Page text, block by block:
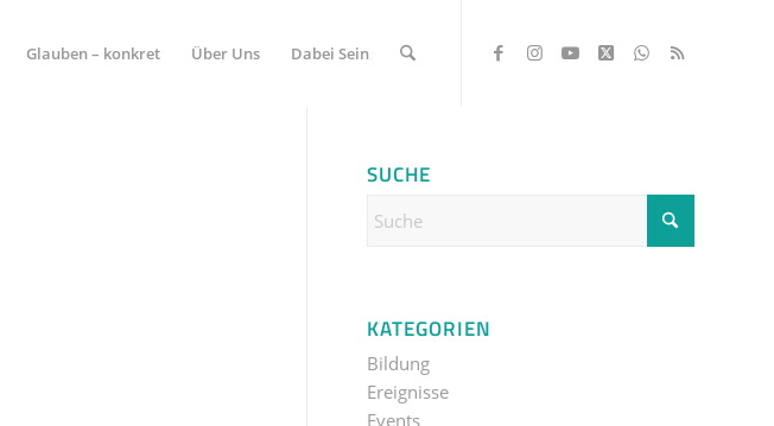
Glauben – konkret Über Uns Dabei Sein
SUCHE
KATEGORIEN
Bildung
Ereignisse
Events